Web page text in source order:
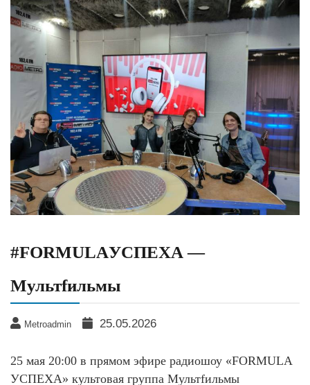
#FORMULAУСПЕХА —
Мультfильмы
Metroadmin 25.05.2026
25 мая 20:00 в прямом эфире радиошоу «FORMULA
УСПЕХА» культовая группа Мультfильмы